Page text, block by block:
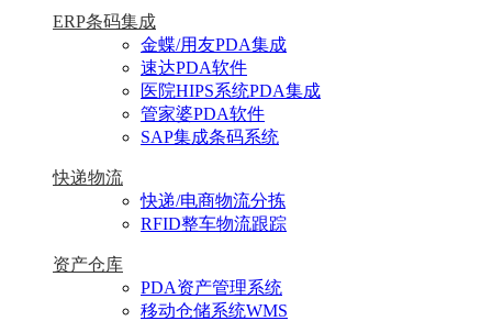
ERP条码集成
金蝶/用友PDA集成
速达PDA软件
医院HIPS系统PDA集成
管家婆PDA软件
SAP集成条码系统
快递物流
快递/电商物流分拣
RFID整车物流跟踪
资产仓库
PDA资产管理系统
移动仓储系统WMS